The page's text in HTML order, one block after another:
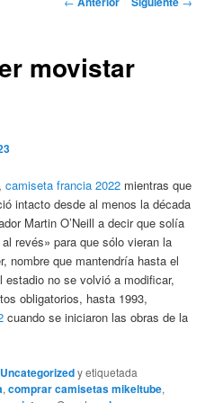
movistar
camiseta francia 2022 mientras que
intacto desde al menos la década
Martin O’Neill a decir que solía
revés» para que sólo vieran la
nombre que mantendría hasta el
no se volvió a modificar,
obligatorios, hasta 1993,
cuando se iniciaron las obras de la
Uncategorizedy etiquetada
,comprar camisetas mikeltube,